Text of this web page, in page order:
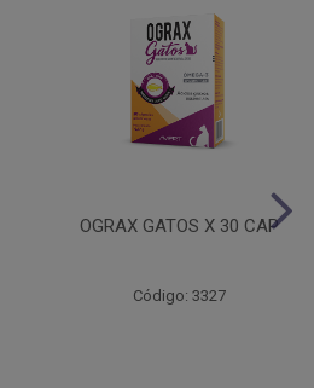
OGRAX GATOS X 30 CAP
Código: 3327